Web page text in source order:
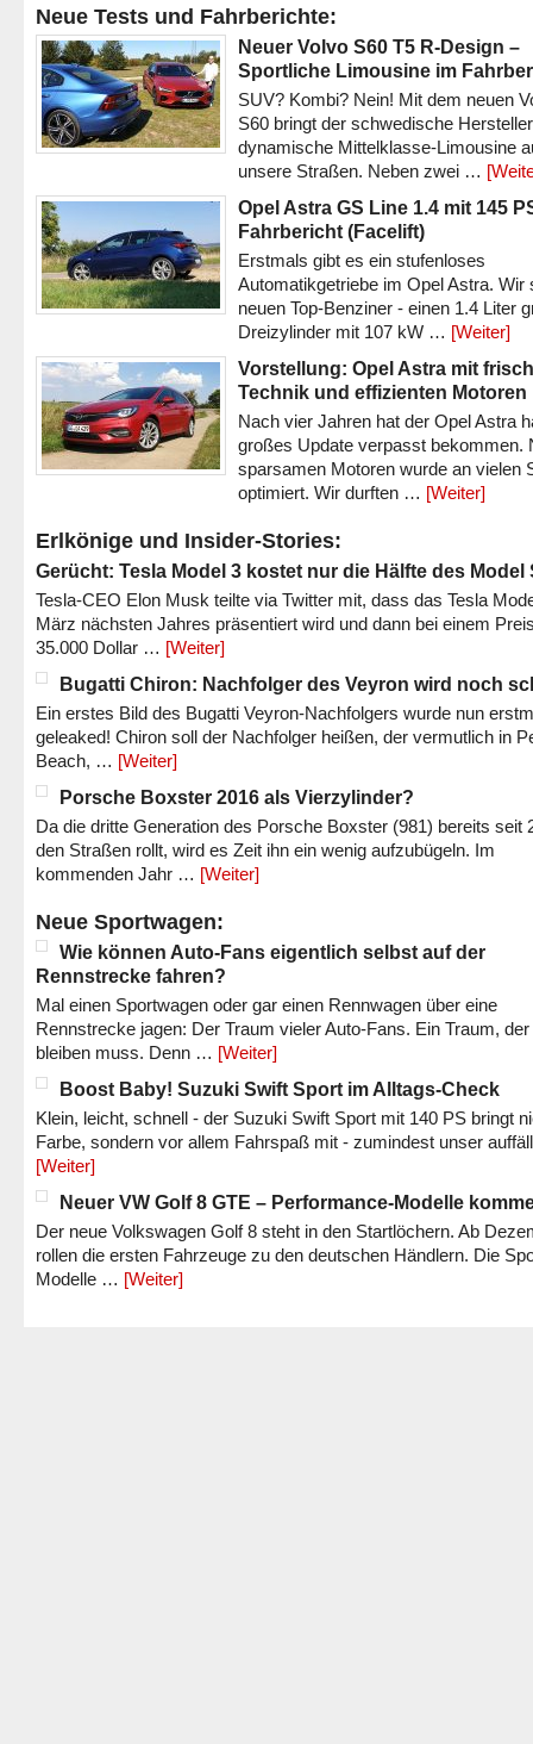
Neue Tests und Fahrberichte:
Neuer Volvo S60 T5 R-Design –
Sportliche Limousine im
SUV? Kombi? Nein! Mit dem neuen
S60 bringt der schwedische
dynamische Mittelklasse-Limousine
unsere Straßen. Neben zwei …
Opel Astra GS Line 1.4 mit 145
Fahrbericht (Facelift)
Erstmals gibt es ein stufenloses
Automatikgetriebe im Opel Astra. Wir
neuen Top-Benziner - einen 1.4 Liter
Dreizylinder mit 107 kW … [Weiter]
Vorstellung: Opel Astra mit
Technik und effizienten Motoren
Nach vier Jahren hat der Opel Astra
großes Update verpasst bekommen.
sparsamen Motoren wurde an vielen
optimiert. Wir durften … [Weiter]
Erlkönige und Insider-Stories:
Gerücht: Tesla Model 3 kostet nur die Hälfte des Model
Tesla-CEO Elon Musk teilte via Twitter mit, dass das Tesla
März nächsten Jahres präsentiert wird und dann bei einem
35.000 Dollar … [Weiter]
Bugatti Chiron: Nachfolger des Veyron wird noch
Ein erstes Bild des Bugatti Veyron-Nachfolgers wurde nun
geleaked! Chiron soll der Nachfolger heißen, der vermutlich in
Beach, … [Weiter]
Porsche Boxster 2016 als Vierzylinder?
Da die dritte Generation des Porsche Boxster (981) bereits seit
den Straßen rollt, wird es Zeit ihn ein wenig aufzubügeln. Im
kommenden Jahr … [Weiter]
Neue Sportwagen:
Wie können Auto-Fans eigentlich selbst auf der
Rennstrecke fahren?
Mal einen Sportwagen oder gar einen Rennwagen über eine
Rennstrecke jagen: Der Traum vieler Auto-Fans. Ein Traum,
bleiben muss. Denn … [Weiter]
Boost Baby! Suzuki Swift Sport im Alltags-Check
Klein, leicht, schnell - der Suzuki Swift Sport mit 140 PS bringt
Farbe, sondern vor allem Fahrspaß mit - zumindest unser
[Weiter]
Neuer VW Golf 8 GTE – Performance-Modelle
Der neue Volkswagen Golf 8 steht in den Startlöchern. Ab
rollen die ersten Fahrzeuge zu den deutschen Händlern. Die
Modelle … [Weiter]